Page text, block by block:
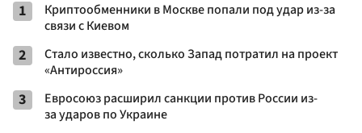
1
Криптообменники в Москве попали под удар из-за
связи с Киевом
2
Стало известно, сколько Запад потратил на проект
«Антироссия»
3
Евросоюз расширил санкции против России из-
за ударов по Украине